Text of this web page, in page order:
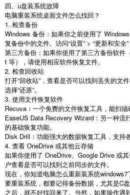
四、 u盘装系统故障
电脑重装系统桌面文件怎么找回？
1. 检查备份
Windows 备份：如果你之前使用了 Windows
复备份中的文件。访问“设置” > “更新和安全”
第三方备份：如果你使用了第三方备份软件
t 等），请使用相应软件恢复文件。
2. 检查回收站
打开“回收站”，查看是否可以找到丢失的文
选择“还原”。
3. 使用文件恢复软件
Recuva ：一个免费的文件恢复工具，能扫描
EaseUS Data Recovery Wizard ：另一种流
的基础恢复功能。
Disk Drill ：功能强大的数据恢复工具，支持
4. 查看 OneDrive 或其他云存储
如果你使用了 OneDrive Google Drive 或
户查看是否可以找到之前同步的文件。
现在，你知道电脑怎么重新装系统windows7
要重装系统，都要记得备份数据，尤其是C
之后，就不好找回来了。当然，如果操作遇